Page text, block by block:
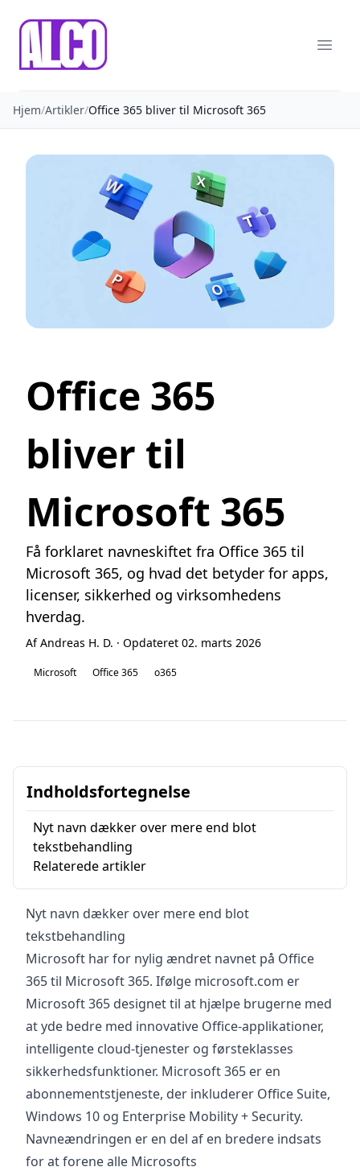
ALCO Menu
Hjem/Artikler/Office 365 bliver til Microsoft 365
Office 365
bliver til
Microsoft 365
Få forklaret navneskiftet fra Office 365 til
Microsoft 365, og hvad det betyder for apps,
licenser, sikkerhed og virksomhedens
hverdag.
Af Andreas H. D. · Opdateret 02. marts 2026
Microsoft Office 365 o365
Indholdsfortegnelse
Nyt navn dækker over mere end blot
tekstbehandling
Relaterede artikler
Nyt navn dækker over mere end blot
tekstbehandling
Microsoft har for nylig ændret navnet på Office
365 til Microsoft 365. Ifølge microsoft.com er
Microsoft 365 designet til at hjælpe brugerne med
at yde bedre med innovative Office-applikationer,
intelligente cloud-tjenester og førsteklasses
sikkerhedsfunktioner. Microsoft 365 er en
abonnementstjeneste, der inkluderer Office Suite,
Windows 10 og Enterprise Mobility + Security.
Navneændringen er en del af en bredere indsats
for at forene alle Microsofts